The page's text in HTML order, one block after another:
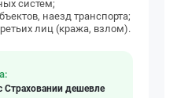
систем;
наезд транспорта;
лиц (кража, взлом).
Страховании дешевле